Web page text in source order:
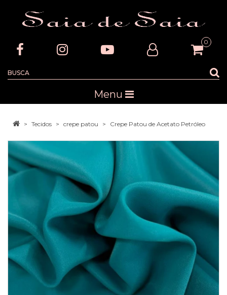
0
Menu
Tecidos crepe patou Crepe Patou de Acetato Petróleo